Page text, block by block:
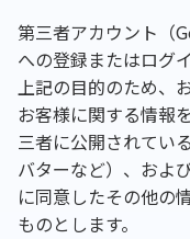
第三者アカウント（
への登録またはログ
上記の目的のため、
お客様に関する情報
三者に公開されてい
バターなど）、およ
に同意したその他の
ものとします。